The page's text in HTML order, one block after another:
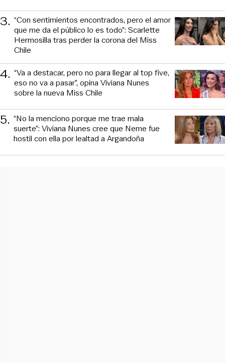
3. “Con sentimientos encontrados, pero el amor
que me da el público lo es todo”: Scarlette
Hermosilla tras perder la corona del Miss
Chile
4. “Va a destacar, pero no para llegar al top five,
eso no va a pasar”, opina Viviana Nunes
sobre la nueva Miss Chile
5. “No la menciono porque me trae mala
suerte”: Viviana Nunes cree que Neme fue
hostil con ella por lealtad a Argandoña